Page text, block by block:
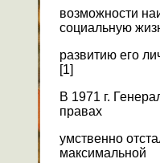
возможности
социальную
развитию его
[1]
В 1971 г.
правах
умственно
максимальной